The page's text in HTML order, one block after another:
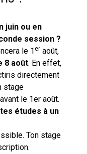
juin ou en
session ?
le 1er août,
8 août. En effet,
directement
stage
le 1er août.
études à un
Ton stage